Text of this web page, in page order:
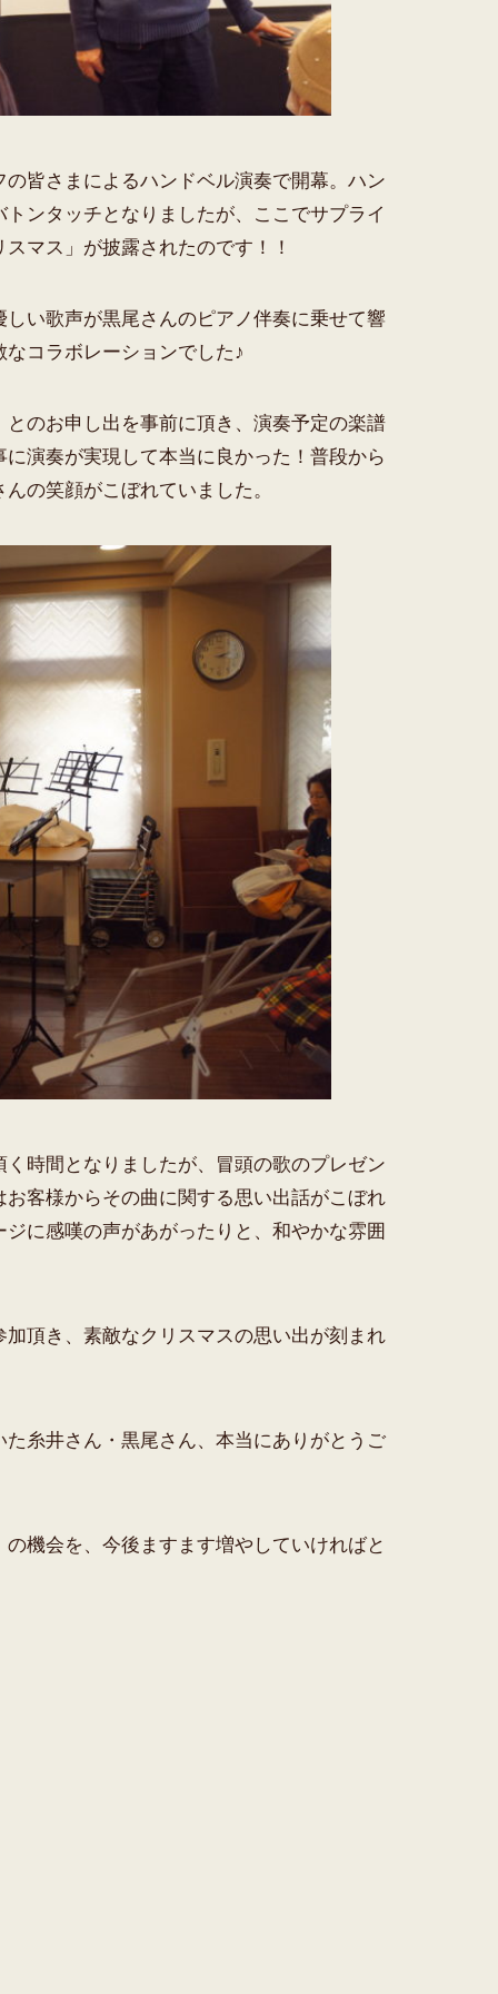
皆さまによるハンドベル演奏で開幕。ハン
ンタッチとなりましたが、ここでサプライ
マス」が披露されたのです！！
い歌声が黒尾さんのピアノ伴奏に乗せて響
コラボレーションでした♪
のお申し出を事前に頂き、演奏予定の楽譜
演奏が実現して本当に良かった！普段から
の笑顔がこぼれていました。
時間となりましたが、冒頭の歌のプレゼン
客様からその曲に関する思い出話がこぼれ
に感嘆の声があがったりと、和やかな雰囲
頂き、素敵なクリスマスの思い出が刻まれ
糸井さん・黒尾さん、本当にありがとうご
機会を、今後ますます増やしていければと